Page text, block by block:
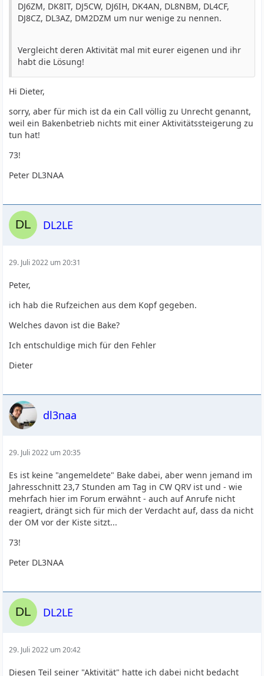
DJ6ZM, DK8IT, DJ5CW, DJ6IH, DK4AN, DL8NBM, DL4CF,
DJ8CZ, DL3AZ, DM2DZM um nur wenige zu nennen.
Vergleicht deren Aktivität mal mit eurer eigenen und ihr
habt die Lösung!
Hi Dieter,
sorry, aber für mich ist da ein Call völlig zu Unrecht genannt,
weil ein Bakenbetrieb nichts mit einer Aktivitätssteigerung zu
tun hat!
73!
Peter DL3NAA
DL2LE
29. Juli 2022 um 20:31
Peter,
ich hab die Rufzeichen aus dem Kopf gegeben.
Welches davon ist die Bake?
Ich entschuldige mich für den Fehler
Dieter
dl3naa
29. Juli 2022 um 20:35
Es ist keine "angemeldete" Bake dabei, aber wenn jemand im
Jahresschnitt 23,7 Stunden am Tag in CW QRV ist und - wie
mehrfach hier im Forum erwähnt - auch auf Anrufe nicht
reagiert, drängt sich für mich der Verdacht auf, dass da nicht
der OM vor der Kiste sitzt...
73!
Peter DL3NAA
DL2LE
29. Juli 2022 um 20:42
Diesen Teil seiner "Aktivität" hatte ich dabei nicht bedacht